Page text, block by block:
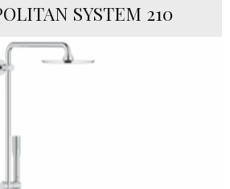
SYSTEM 210